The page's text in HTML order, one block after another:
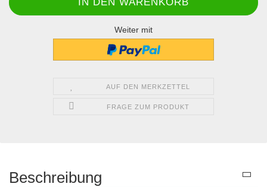
Weiter mit
AUF DEN MERKZETTEL
FRAGE ZUM PRODUKT
Beschreibung